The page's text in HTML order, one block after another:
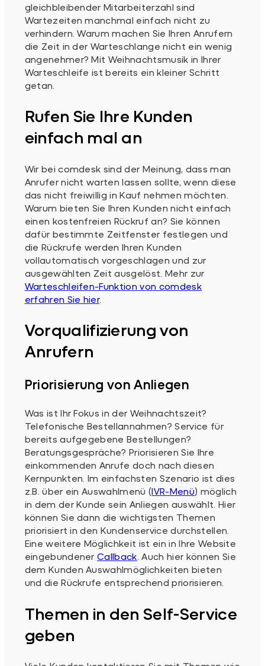
gleichbleibender Mitarbeiterzahl sind
Wartezeiten manchmal einfach nicht zu
verhindern. Warum machen Sie Ihren Anrufern
die Zeit in der Warteschlange nicht ein wenig
angenehmer? Mit Weihnachtsmusik in Ihrer
Warteschleife ist bereits ein kleiner Schritt
getan.
Rufen Sie Ihre Kunden
einfach mal an
Wir bei comdesk sind der Meinung, dass man
Anrufer nicht warten lassen sollte, wenn diese
das nicht freiwillig in Kauf nehmen möchten.
Warum bieten Sie Ihren Kunden nicht einfach
einen kostenfreien Rückruf an? Sie können
dafür bestimmte Zeitfenster festlegen und
die Rückrufe werden Ihren Kunden
vollautomatisch vorgeschlagen und zur
ausgewählten Zeit ausgelöst. Mehr zur
Warteschleifen-Funktion von comdesk
erfahren Sie hier.
Vorqualifizierung von
Anrufern
Priorisierung von Anliegen
Was ist Ihr Fokus in der Weihnachtszeit?
Telefonische Bestellannahmen? Service für
bereits aufgegebene Bestellungen?
Beratungsgespräche? Priorisieren Sie Ihre
einkommenden Anrufe doch nach diesen
Kernpunkten. Im einfachsten Szenario ist dies
z.B. über ein Auswahlmenü (IVR-Menü) möglich
in dem der Kunde sein Anliegen auswählt. Hier
können Sie dann die wichtigsten Themen
priorisiert in den Kundenservice durchstellen.
Eine weitere Möglichkeit ist ein in Ihre Website
eingebundenerCallback. Auch hier können Sie
dem Kunden Auswahlmöglichkeiten bieten
und die Rückrufe entsprechend priorisieren.
Themen in den Self-Service
geben